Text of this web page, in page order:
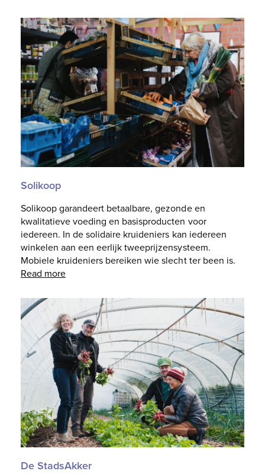
Solikoop
Solikoop garandeert betaalbare, gezonde en
kwalitatieve voeding en basisproducten voor
iedereen. In de solidaire kruideniers kan iedereen
winkelen aan een eerlijk tweeprijzensysteem.
Mobiele kruideniers bereiken wie slecht ter been is.
Read more
De StadsAkker